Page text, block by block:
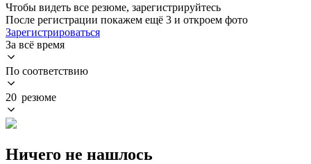
Чтобы видеть все резюме, зарегистрируйтесь
После регистрации покажем ещё 3 и откроем фото
Зарегистрироваться
За всё время
По соответствию
20 резюме
Ничего не нашлось